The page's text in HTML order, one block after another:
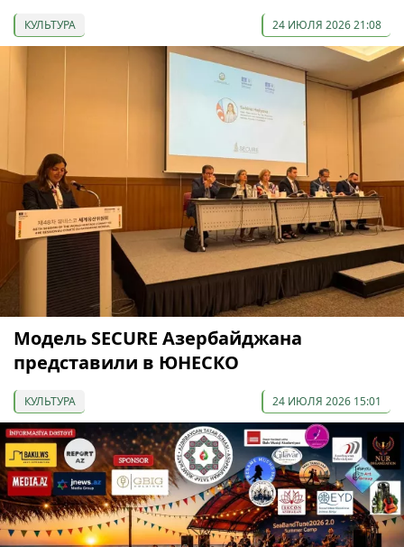
КУЛЬТУРА 24 ИЮЛЯ 2026 21:08
Модель SECURE Азербайджана
представили в ЮНЕСКО
КУЛЬТУРА 24 ИЮЛЯ 2026 15:01